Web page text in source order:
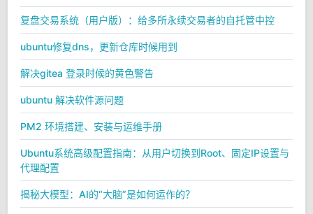
复盘交易系统（用户版）：给多所永续交易者的自托管中控
ubuntu修复dns，更新仓库时候用到
解决gitea 登录时候的黄色警告
ubuntu 解决软件源问题
PM2 环境搭建、安装与运维手册
Ubuntu系统高级配置指南：从用户切换到Root、固定IP设置与
代理配置
揭秘大模型：AI的“大脑”是如何运作的？